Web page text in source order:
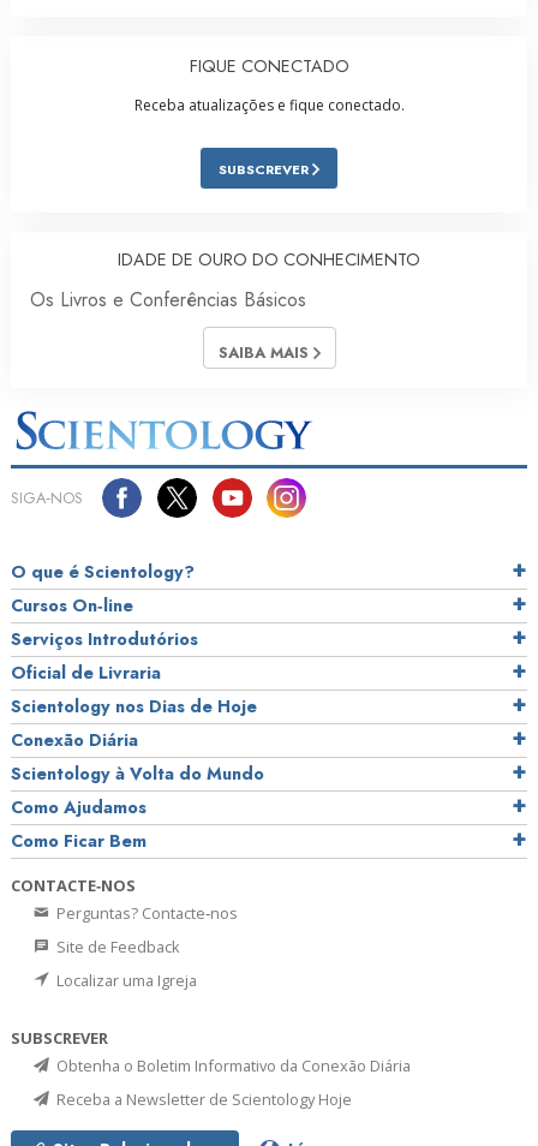
FIQUE CONECTADO
Receba atualizações e fique conectado.
SUBSCREVER
IDADE DE OURO DO CONHECIMENTO
Os Livros e Conferências Básicos
SAIBA MAIS
SIGA‑NOS
O que é Scientology?
Cursos On‑line
Serviços Introdutórios
Oficial de Livraria
Scientology nos Dias de Hoje
Conexão Diária
Scientology à Volta do Mundo
Como Ajudamos
Como Ficar Bem
CONTACTE‑NOS
Perguntas? Contacte‑nos
Site de Feedback
Localizar uma Igreja
SUBSCREVER
Obtenha o Boletim Informativo da Conexão Diária
Receba a Newsletter de Scientology Hoje